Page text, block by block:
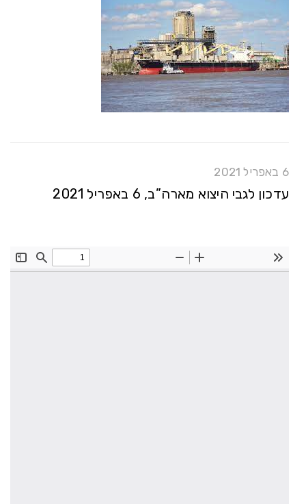
6 באפריל 2021
עדכון לגבי היצוא מארה”ב, 6 באפריל 2021